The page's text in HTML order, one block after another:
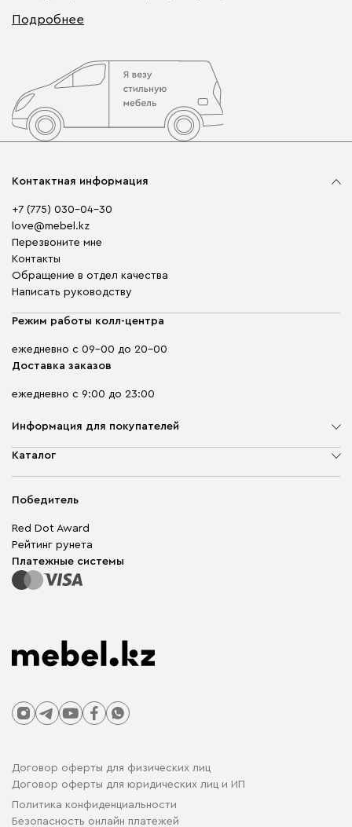
Подробнее
Контактная информация
+7 (775) 030-04-30
love@mebel.kz
Перезвоните мне
Контакты
Обращение в отдел качества
Написать руководству
Режим работы колл-центра
ежедневно с 09-00 до 20-00
Доставка заказов
ежедневно с 9:00 до 23:00
Информация для покупателей
О компании
Гарантия
Карта сайта
Каталог
Корпусная мебель
Модульная мебель
Столы и стулья
Победитель
Red Dot Award
Рейтинг рунета
Платежные системы
Договор оферты для физических лиц
Договор оферты для юридических лиц и ИП
Политика конфиденциальности
Безопасность онлайн платежей